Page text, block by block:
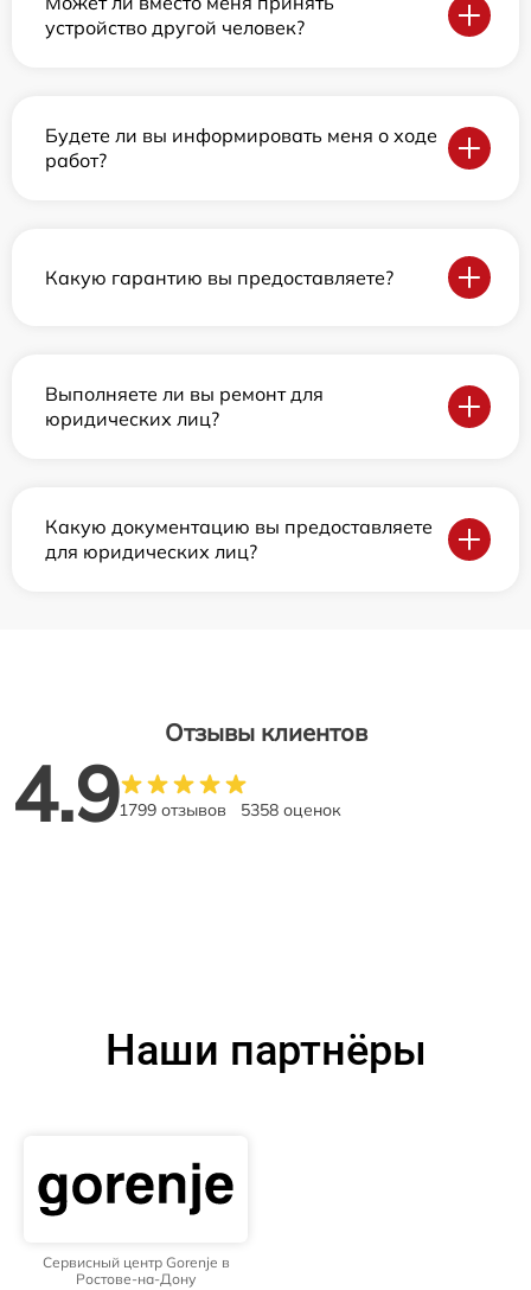
устройство другой человек?
Будете ли вы информировать меня о ходе
работ?
Какую гарантию вы предоставляете?
Выполняете ли вы ремонт для
юридических лиц?
Какую документацию вы предоставляете
для юридических лиц?
Отзывы клиентов
4.91799 отзывов 5358 оценок
Наши партнёры
Сервисный центр Gorenje в
Ростове-на-Дону